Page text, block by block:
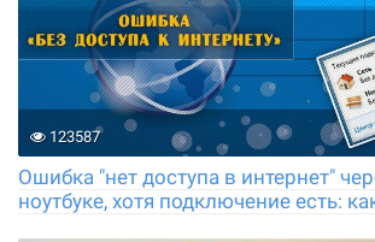
123587
Ошибка "нет доступа в интернет"
ноутбуке, хотя подключение есть: